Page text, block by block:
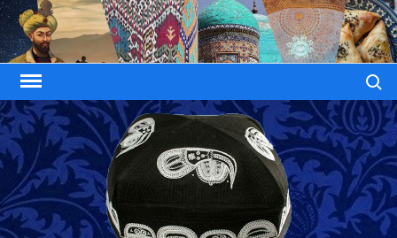
Skip
to
content